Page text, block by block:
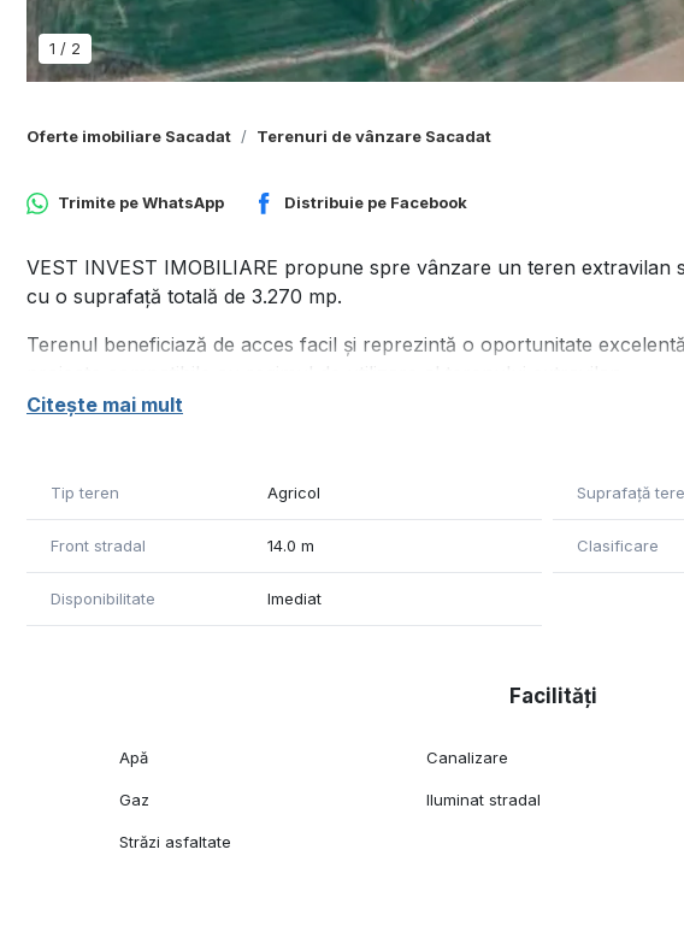
1 / 2
Oferte imobiliare Sacadat Terenuri de vânzare Sacadat
Trimite peWhatsApp Distribuie pe Facebook
VEST INVEST IMOBILIARE propune spre vânzare un teren extravilan
cu o suprafață totală de 3.270 mp.
Terenul beneficiază de acces facil și reprezintă o oportunitate
Detalii proprietate:
* Categoria: teren extravilan
* Localizare: Sacadat, Bihor
* Preț: 18.800 Euro
Pentru informații suplimentare și programarea unei vizionări, vă rugăm
Citește mai mult
Tip teren Agricol Suprafață
Front stradal 14.0 m Clasificare
Disponibilitate Imediat
Facilități
Apă Canalizare
Gaz Iluminat stradal
Străzi asfaltate